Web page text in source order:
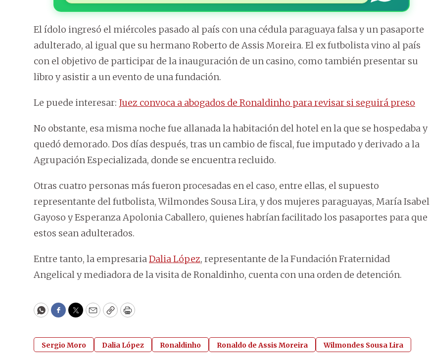
El ídolo ingresó el miércoles pasado al país con una cédula paraguaya falsa y un pasaporte
adulterado, al igual que su hermano Roberto de Assis Moreira. El ex futbolista vino al país
con el objetivo de participar de la inauguración de un casino, como también presentar su
libro y asistir a un evento de una fundación.
Le puede interesar: Juez convoca a abogados de Ronaldinho para revisar si seguirá preso
No obstante, esa misma noche fue allanada la habitación del hotel en la que se hospedaba y
quedó demorado. Dos días después, tras un cambio de fiscal, fue imputado y derivado a la
Agrupación Especializada, donde se encuentra recluido.
Otras cuatro personas más fueron procesadas en el caso, entre ellas, el supuesto
representante del futbolista, Wilmondes Sousa Lira, y dos mujeres paraguayas, María Isabel
Gayoso y Esperanza Apolonia Caballero, quienes habrían facilitado los pasaportes para que
estos sean adulterados.
Entre tanto, la empresariaDalia López, representante de la Fundación Fraternidad
Angelical y mediadora de la visita de Ronaldinho, cuenta con una orden de detención.
WhatsApp
Facebook
Twitter
EmailCopyPrint
Sergio Moro Dalia López Ronaldinho Ronaldo de Assis Moreira Wilmondes Sousa Lira